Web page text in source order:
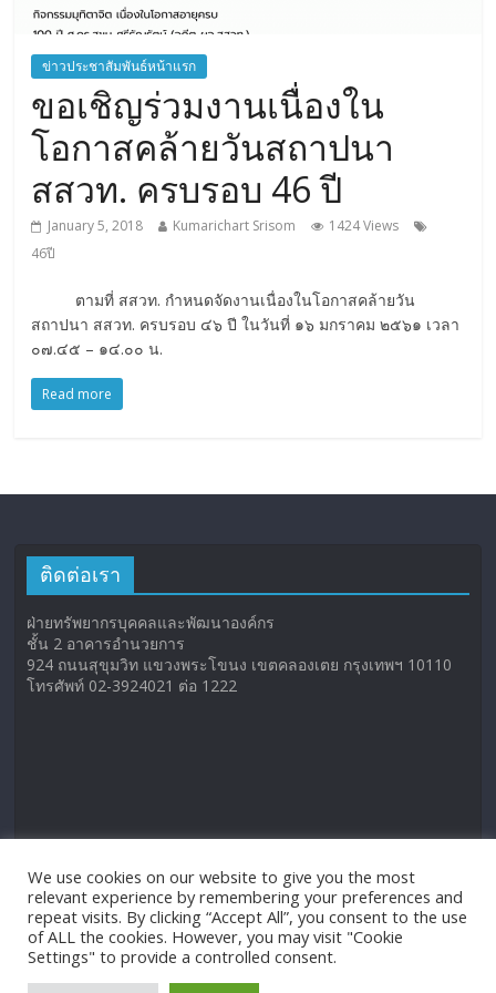
ข่าวประชาสัมพันธ์หน้าแรก
ขอเชิญร่วมงานเนื่องใน
โอกาสคล้ายวันสถาปนา
สสวท. ครบรอบ 46 ปี
January 5, 2018 Kumarichart Srisom
1424 Views
46ปี
ตามที่ สสวท. กำหนดจัดงานเนื่องในโอกาสคล้ายวัน
สถาปนา สสวท. ครบรอบ ๔๖ ปี ในวันที่ ๑๖ มกราคม ๒๕๖๑ เวลา
๐๗.๔๕ – ๑๔.๐๐ น.
Read more
ติดต่อเรา
ฝ่ายทรัพยากรบุคคลและพัฒนาองค์กร
ชั้น 2 อาคารอำนวยการ
924 ถนนสุขุมวิท แขวงพระโขนง เขตคลองเตย กรุงเทพฯ 10110
โทรศัพท์ 02-3924021 ต่อ 1222
We use cookies on our website to give you the most
relevant experience by remembering your preferences and
repeat visits. By clicking “Accept All”, you consent to the use
of ALL the cookies. However, you may visit "Cookie
Settings" to provide a controlled consent.